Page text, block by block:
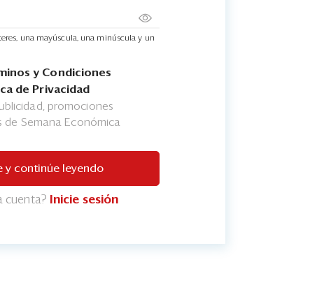
una mayúscula, una minúscula y un
y Condiciones
de Privacidad
promociones
de Semana Económica
y continúe leyendo
cuenta? Inicie sesión